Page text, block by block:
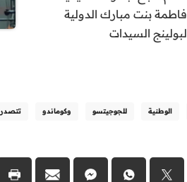
فاطمة بنت مبارك الدولية
لبولينج السيدات
الوطنية للجوجيتسو وكوماندو تتصدر